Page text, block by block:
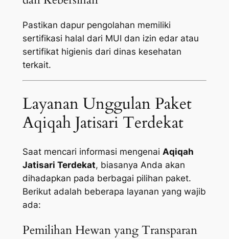
Pastikan dapur pengolahan memiliki
sertifikasi halal dari MUI dan izin edar atau
sertifikat higienis dari dinas kesehatan
terkait.
Layanan Unggulan Paket
Aqiqah Jatisari Terdekat
Saat mencari informasi mengenai Aqiqah
Jatisari Terdekat, biasanya Anda akan
dihadapkan pada berbagai pilihan paket.
Berikut adalah beberapa layanan yang wajib
ada:
Pemilihan Hewan yang Transparan